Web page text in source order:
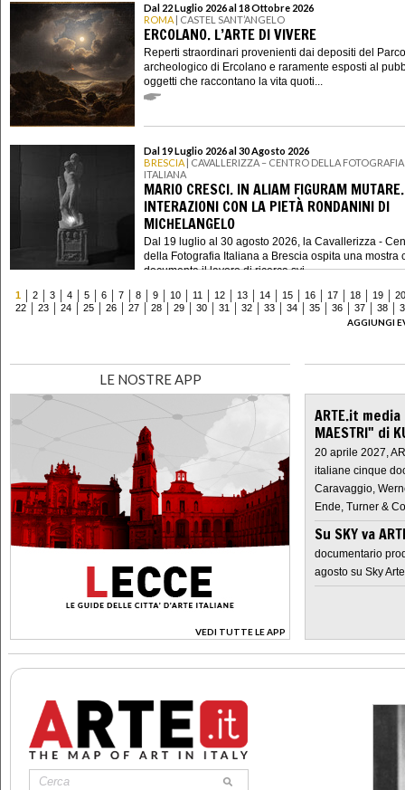
Dal 22 Luglio 2026 al 18 Ottobre 2026
ROMA | CASTEL SANT’ANGELO
ERCOLANO. L’ARTE DI VIVERE
Reperti straordinari provenienti dai depositi del Parco
archeologico di Ercolano e raramente esposti al
oggetti che raccontano la vita quoti...
Dal 19 Luglio 2026 al 30 Agosto 2026
BRESCIA | CAVALLERIZZA – CENTRO DELLA FOTOGRAFIA
ITALIANA
MARIO CRESCI. IN ALIAM FIGURAM MUTARE.
INTERAZIONI CON LA PIETÀ RONDANINI DI
MICHELANGELO
Dal 19 luglio al 30 agosto 2026, la Cavallerizza -
della Fotografia Italiana a Brescia ospita una mostra
documenta il lavoro di ricerca svi...
1 2 3 4 5 6 7 8 9 10 11 12 13 14 15 16 17 18 19
20
22
23 24 25 26 27 28 29 30 31 32 33 34 35 36 37 38
AGGIUNGI
LE NOSTRE APP
VEDI TUTTE LE APP
>
ARTE.it
MAESTRI" di
20 aprile 2027,
italiane cinque
Caravaggio,
Ende, Turner &
Su SKY va
documentario
agosto su Sky Arte